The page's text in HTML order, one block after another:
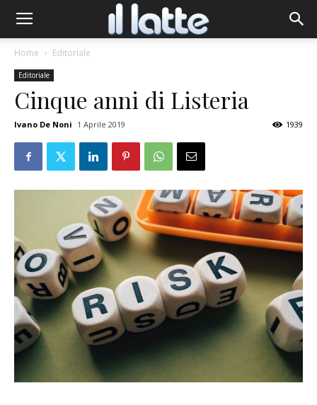
Home Editoriale
Editoriale
Cinque anni di Listeria
Ivano De Noni 1 Aprile 2019 1939